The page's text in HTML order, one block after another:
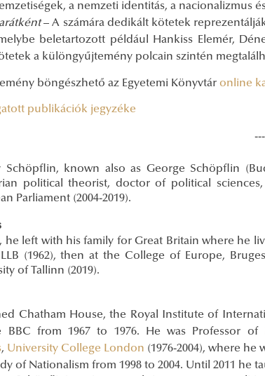
a nemzeti identitás, a nacionalizmus
– A számára dedikált kötetek
beletartozott például Hankiss Elemér,
a különgyűjtemény polcain szintén
böngészhető az Egyetemi Könyvtár online
publikációk jegyzéke
---
Schöpflin, known also as George Schöpflin
political theorist, doctor of political
Parliament (2004-2019).
he left with his family for Great Britain where he
LLB (1962), then at the College of Europe,
of Tallinn (2019).
Chatham House, the Royal Institute of
BBC from 1967 to 1976. He was Professor of
, University College London (1976-2004), where
of Nationalism from 1998 to 2004. Until 2011 he